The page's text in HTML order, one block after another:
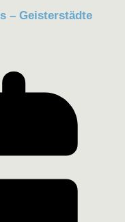
– Geisterstädte